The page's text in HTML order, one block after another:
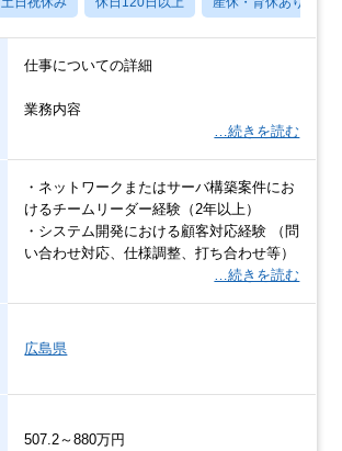
仕事についての詳細
業務内容
…続きを読む
・ネットワークまたはサーバ構築案件にお
けるチームリーダー経験（2年以上）
・システム開発における顧客対応経験 （問
い合わせ対応、仕様調整、打ち合わせ等）
…続きを読む
広島県
507.2～880万円